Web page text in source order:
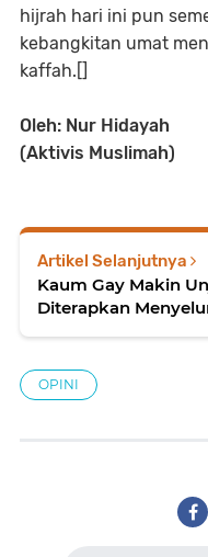
hijrah hari ini pun
kebangkitan umat
kaffah.[]
Oleh: Nur Hidayah
(Aktivis Muslimah)
Artikel Selanjutnya
Kaum Gay Makin
Diterapkan
OPINI